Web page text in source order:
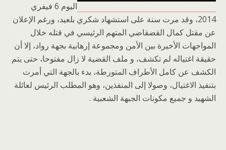
اليوم 6 فيفري
2014، وقد مرت سنة على استشهاد شكري بلعيد، ورغم الإعلان
عن مقتل كمال القضقاضي المتهم الرئيسي في قتله خلال
المواجهات الأخيرة بين الأمن ومجموعة إرهابية بجهة رواد، إلا أن
حقيقة اغتياله لم تكشف، و ملف القضية لا زال مفتوحا، حتى يتم
الكشف عن كامل الأطراف المتورطة، بدء بالجهة التي أمرت
بتنفيذ الاغتيال، وصولا إلى المنفذين، وهو المطلب الرئيس لعائلة
الشهيد و جميع مكونات الجبهة الشعبية .